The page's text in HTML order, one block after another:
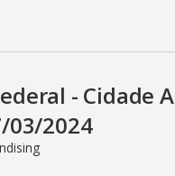
- Cidade
03/2024